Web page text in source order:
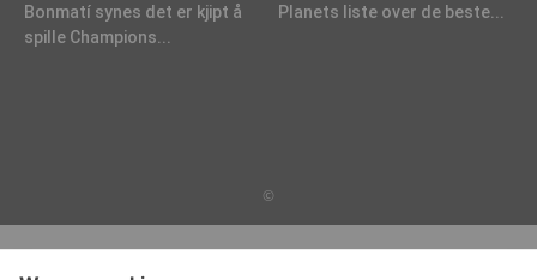
Bonmatí synes det er kjipt å
spille Champions...
Planets liste over de beste...
©